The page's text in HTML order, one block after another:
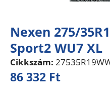
Nexen 275/
Sport2 WU7 XL
Cikkszám:
86 332 Ft